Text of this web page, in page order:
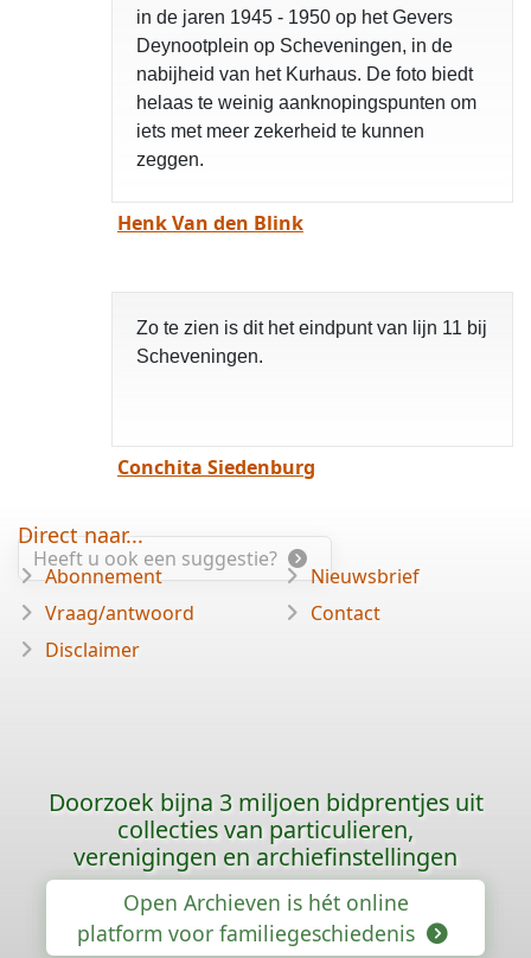
in de jaren 1945 - 1950 op het Gevers
Deynootplein op Scheveningen, in de
nabijheid van het Kurhaus. De foto biedt
helaas te weinig aanknopingspunten om
iets met meer zekerheid te kunnen
zeggen.
Henk Van den Blink
Zo te zien is dit het eindpunt van lijn 11 bij
Scheveningen.
Conchita Siedenburg
Heeft u ook een suggestie?
Direct naar...
Abonnement
Vraag/antwoord
Disclaimer
Nieuwsbrief
Contact
Doorzoek bijna 3 miljoen bidprentjes uit
collecties van particulieren,
verenigingen en archiefinstellingen
Open Archieven is hét online
platform voor familiegeschiedenis